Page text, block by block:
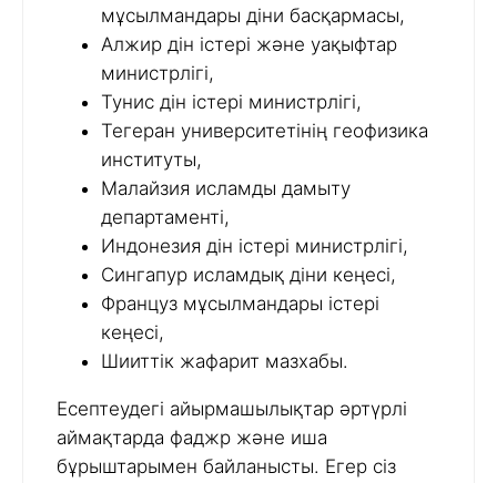
мұсылмандары діни басқармасы,
Алжир дін істері және уақыфтар
министрлігі,
Тунис дін істері министрлігі,
Тегеран университетінің геофизика
институты,
Малайзия исламды дамыту
департаменті,
Индонезия дін істері министрлігі,
Сингапур исламдық діни кеңесі,
Француз мұсылмандары істері
кеңесі,
Шииттік жафарит мазхабы.
Есептеудегі айырмашылықтар әртүрлі
аймақтарда фаджр және иша
бұрыштарымен байланысты. Егер сіз